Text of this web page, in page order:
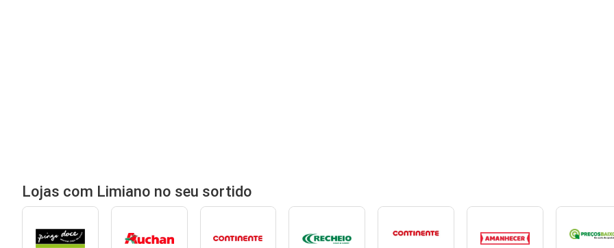
Lojas com Limiano no seu sortido